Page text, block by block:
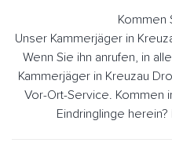
Kommen
Unser Kammerjäger in
Wenn Sie ihn anrufen, in
Kammerjäger in Kreuzau
Vor-Ort-Service. Kommen
Eindringlinge